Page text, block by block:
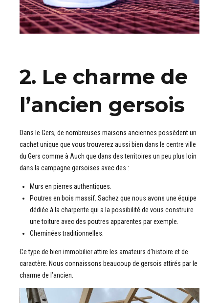
2. Le charme de
l’ancien gersois
Dans le Gers, de nombreuses maisons anciennes possèdent un
cachet unique que vous trouverez aussi bien dans le centre ville
du Gers comme à Auch que dans des territoires un peu plus loin
dans la campagne gersoises avec des :
Murs en pierres authentiques.
Poutres en bois massif. Sachez que nous avons une équipe
dédiée à la charpente qui a la possibilité de vous construire
une toiture avec des poutres apparentes par exemple.
Cheminées traditionnelles.
Ce type de bien immobilier attire les amateurs d’histoire et de
caractère. Nous connaissons beaucoup de gersois attirés par le
charme de l’ancien.